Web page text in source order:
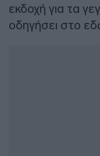
εκδοχή για τα
οδηγήσει στο